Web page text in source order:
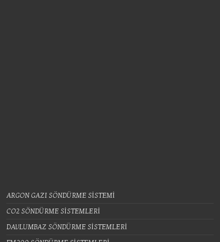
ARGON GAZI SÖNDÜRME SİSTEMİ
CO2 SÖNDÜRME SİSTEMLERİ
DAVLUMBAZ SÖNDÜRME SİSTEMLERİ